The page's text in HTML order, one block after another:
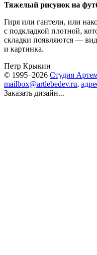
Тяжелый рисунок на
Гиря или гантели, или
с подкладкой плотной,
складки появляются —
и картинка.
Петр Крыкин
© 1995–2026 Студия
mailbox@artlebedev.ru,
Заказать дизайн...